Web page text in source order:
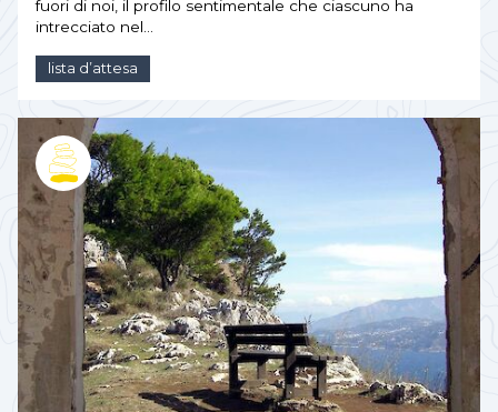
fuori di noi, il profilo sentimentale che ciascuno ha
intrecciato nel…
lista d’attesa